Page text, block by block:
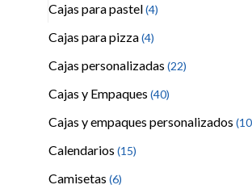
Cajas para pastel(4)
Cajas para pizza(4)
Cajas personalizadas (22)
Cajas y Empaques (40)
Cajas y empaques personalizados
Calendarios (15)
Camisetas (6)